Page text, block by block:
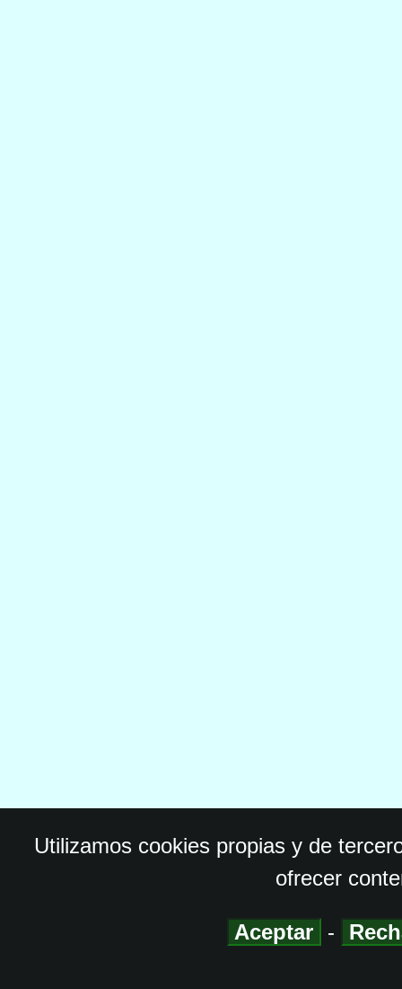
Utilizamos cookies propias y de
ofrecer
Aceptar -